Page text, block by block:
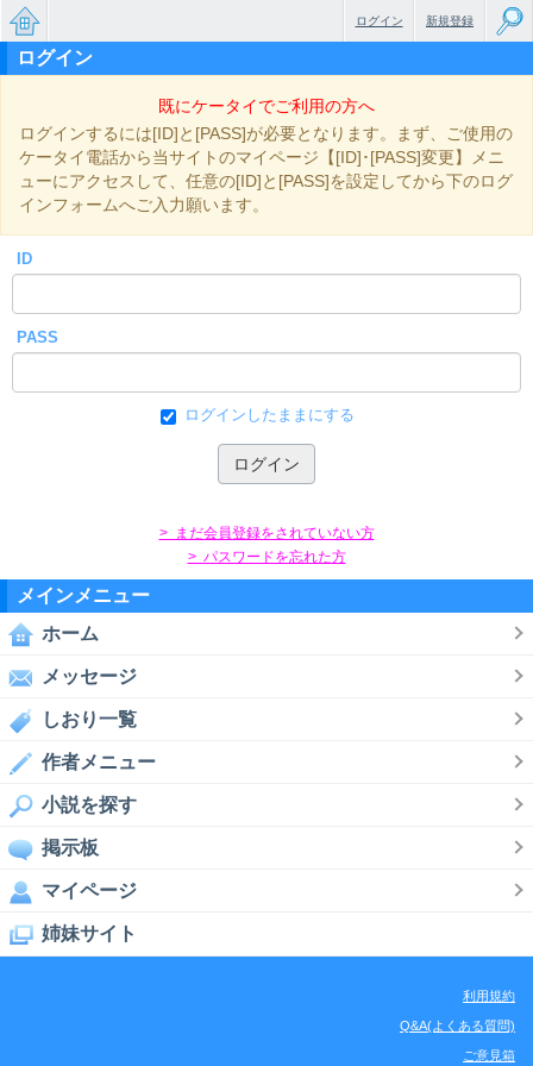
無料で
っと大
小説
新規登録
ログイン
ログイン
既にケータイでご利用の方へ
ログインするには[ID]と[PASS]が必要となります。まず、ご使用の
ケータイ電話から当サイトのマイページ【[ID]･[PASS]変更】メニ
ューにアクセスして、任意の[ID]と[PASS]を設定してから下のログ
インフォームへご入力願います。
ID
PASS
ログインしたままにする
> まだ会員登録をされていない方
> パスワードを忘れた方
メインメニュー
ホーム
メッセージ
しおり一覧
作者メニュー
小説を探す
掲示板
マイページ
姉妹サイト
利用規約
Q&A(よくある質問)
ご意見箱